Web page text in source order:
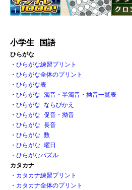
小学生 国語
ひらがな
・ ひらがな練習プリント
・ ひらがな全体のプリント
・ ひらがな表
・ ひらがな 濁音・半濁音・拗音一覧表
・ ひらがな ならびかえ
・ ひらがな 促音・拗音
・ ひらがな 長音
・ ひらがな 数
・ ひらがな 曜日
・ ひらがなパズル
カタカナ
・ カタカナ練習プリント
・ カタカナ全体のプリント